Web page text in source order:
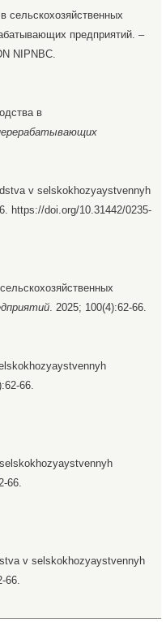
сельскохозяйственных
предприятий. –
NIPNBC.
в
v selskokhozyaystvennyh
https://doi.org/10.31442/0235-
. 2025; 100(4):62-66.
66.
66.
v selskokhozyaystvennyh
66.